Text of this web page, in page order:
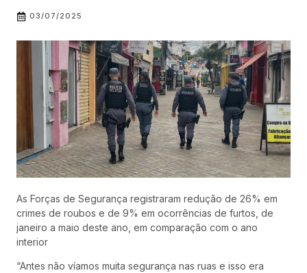
03/07/2025
As Forças de Segurança registraram redução de 26% em
crimes de roubos e de 9% em ocorrências de furtos, de
janeiro a maio deste ano, em comparação com o ano
interior
“Antes não víamos muita segurança nas ruas e isso era